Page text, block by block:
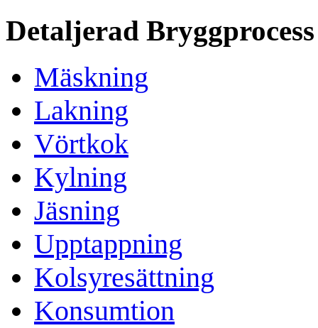
Detaljerad Bryggprocess
Mäskning
Lakning
Vörtkok
Kylning
Jäsning
Upptappning
Kolsyresättning
Konsumtion